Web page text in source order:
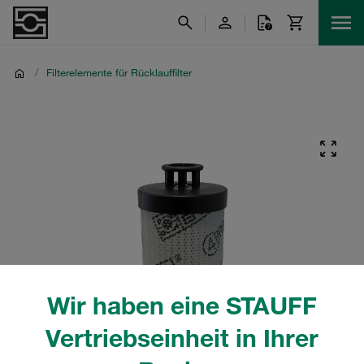
Wir haben eine STAUFF
Vertriebseinheit in Ihrer
/ Filterelemente für Rücklauffilter